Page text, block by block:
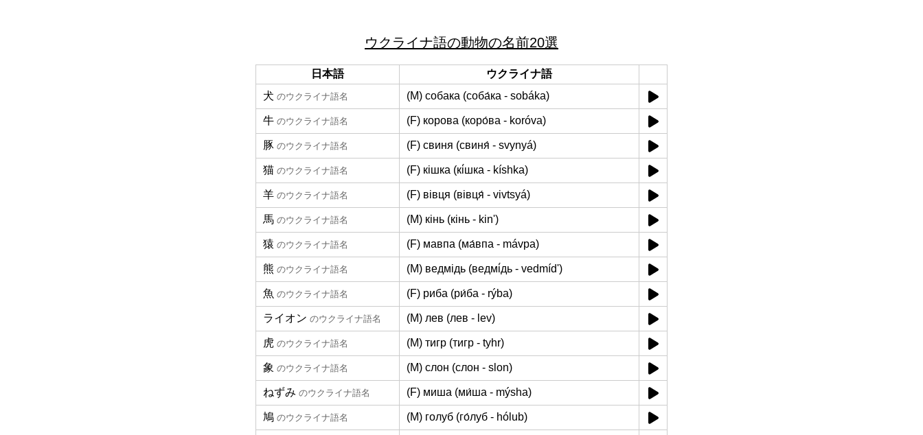
ウクライナ語の動物の名前20選
日本語
ウクライナ語
犬 のウクライナ語名 (M) собака (соба́ка - sobáka)
牛 のウクライナ語名 (F) корова (коро́ва - koróva)
豚 のウクライナ語名 (F) свиня (свиня́ - svynyá)
猫 のウクライナ語名 (F) кішка (кі́шка - kíshka)
羊 のウクライナ語名 (F) вівця (вівця́ - vivtsyá)
馬 のウクライナ語名 (M) кінь (кінь - kinʹ)
猿 のウクライナ語名 (F) мавпа (ма́впа - mávpa)
熊 のウクライナ語名 (M) ведмідь (ведмі́дь - vedmídʹ)
魚 のウクライナ語名 (F) риба (ри́ба - rýba)
ライオン のウクライナ語名 (M) лев (лев - lev)
虎 のウクライナ語名 (M) тигр (тигр - tyhr)
象 のウクライナ語名 (M) слон (слон - slon)
ねずみ のウクライナ語名 (F) миша (ми́ша - mýsha)
鳩 のウクライナ語名 (M) голуб (го́луб - hólub)